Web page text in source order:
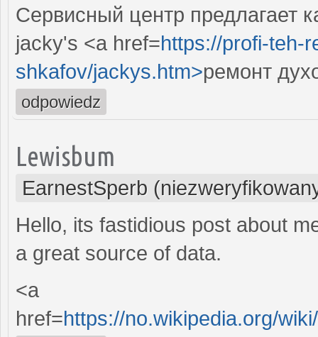
Сервисный центр предлагает
jacky's <a href=https://profi-teh-
shkafov/jackys.htm>ремонт
odpowiedz
Lewisbum
EarnestSperb
Hello, its fastidious post about
a great source of data.
<a
href=https://no.wikipedia.org/